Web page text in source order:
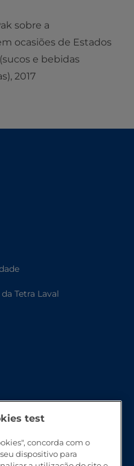
sobre a
ocasiões de Estados
e bebidas
2017
Tetra Laval
test
concorda com o
dispositivo para